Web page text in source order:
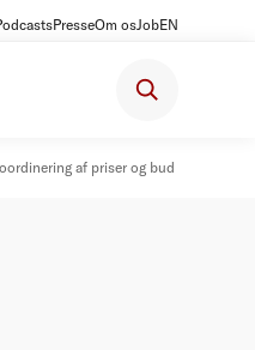
PresseOm osJobEN
af priser og bud